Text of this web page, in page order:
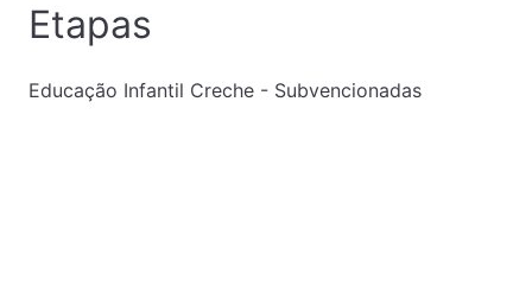
Etapas
Educação Infantil Creche - Subvencionadas